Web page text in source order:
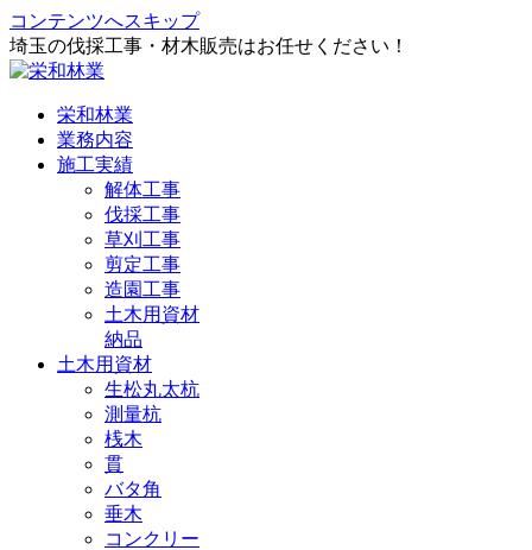
コンテンツへスキップ
埼玉の伐採工事・材木販売はお任せください！
栄和林業
業務内容
施工実績
解体工事
伐採工事
草刈工事
剪定工事
造園工事
土木用資材
納品
土木用資材
生松丸太杭
測量杭
桟木
貫
バタ角
垂木
コンクリー